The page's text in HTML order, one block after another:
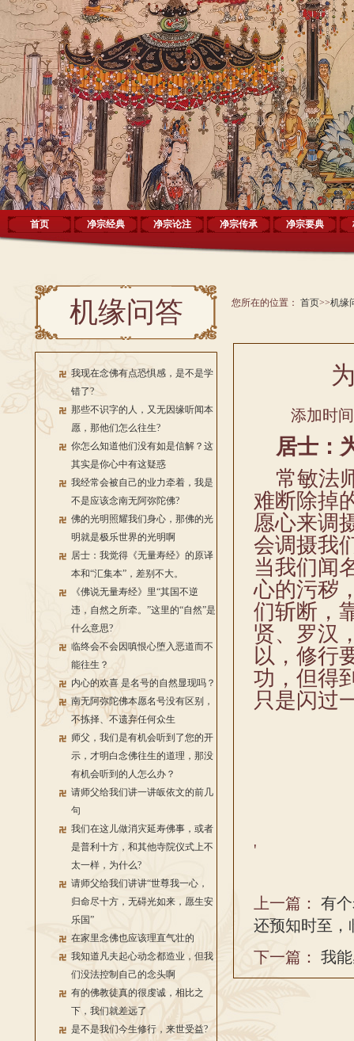
首页 净宗经典 净宗论注 净宗传承 净宗要典
机缘问答
我现在念佛有点恐惧感，是不是学
错了?
那些不识字的人，又无因缘听闻本
愿，那他们怎么往生?
你怎么知道他们没有如是信解？这
其实是你心中有这疑惑
我经常会被自己的业力牵着，我是
不是应该念南无阿弥陀佛?
佛的光明照耀我们身心，那佛的光
明就是极乐世界的光明啊
居士：我觉得《无量寿经》的原译
本和“汇集本”，差别不大。
《佛说无量寿经》里“其国不逆
违，自然之所牵。”这里的“自然”是
什么意思?
临终会不会因嗔恨心堕入恶道而不
能往生？
内心的欢喜 是名号的自然显现吗？
南无阿弥陀佛本愿名号没有区别，
不拣择、不遗弃任何众生
师父，我们是有机会听到了您的开
示，才明白念佛往生的道理，那没
有机会听到的人怎么办？
请师父给我们讲一讲皈依文的前几
句
我们在这儿做消灾延寿佛事，或者
是普利十方，和其他寺院仪式上不
太一样，为什么?
请师父给我们讲讲“世尊我一心，
归命尽十方，无碍光如来，愿生安
乐国”
在家里念佛也应该理直气壮的
我知道凡夫起心动念都造业，但我
们没法控制自己的念头啊
有的佛教徒真的很虔诚，相比之
下，我们就差远了
是不是我们今生修行，来世受益?
您所在的位置： 首页>>机缘
添加时
居士：
常敏法
难断除掉
愿心来调
会调摄我
当我们闻
心的污秽
们斩断，
贤、罗汉
以，修行
功，但得
只是闪过
'
上一篇： 有
还预知时至，
下一篇： 我